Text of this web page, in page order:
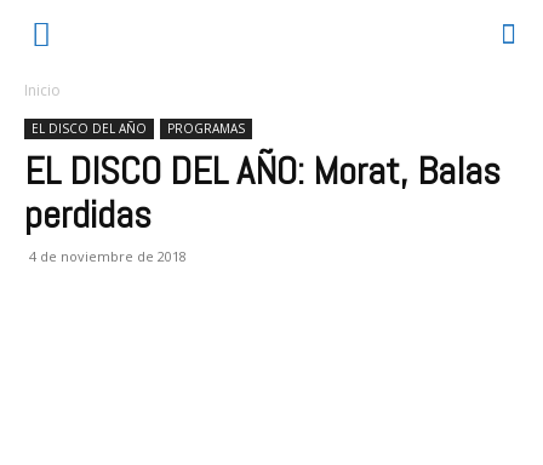
Inicio
EL DISCO DEL AÑO PROGRAMAS
EL DISCO DEL AÑO: Morat, Balas
perdidas
4 de noviembre de 2018